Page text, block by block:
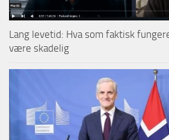
Lang levetid: Hva som faktisk
være skadelig